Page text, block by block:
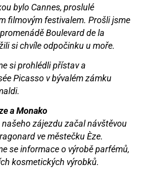
bylo Cannes, proslulé
filmovým festivalem. Prošli jsme
Boulevard de la
si chvíle odpočinku u moře.
si prohlédli přístav a
Picasso v bývalém zámku
a Monako
zájezdu začal návštěvou
ve městečku Èze.
se informace o výrobě parfémů,
kosmetických výrobků.